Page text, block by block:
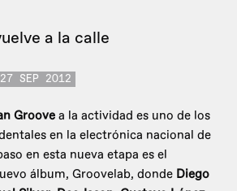
a la calle
27 SEP 2012
Groove a la actividad es uno de los
en la electrónica nacional de
en esta nueva etapa es el
álbum, Groovelab, donde Diego